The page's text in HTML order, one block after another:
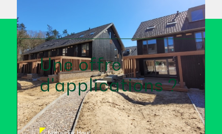
Une offre
d'applications ?